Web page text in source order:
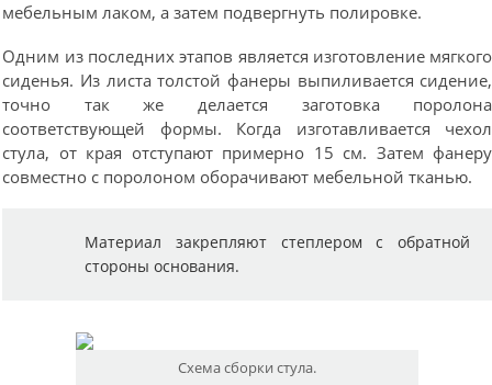
мебельным лаком, а затем подвергнуть полировке.
Одним из последних этапов является изготовление мягкого
сиденья. Из листа толстой фанеры выпиливается сидение,
точно так же делается заготовка поролона
соответствующей формы. Когда изготавливается чехол
стула, от края отступают примерно 15 см. Затем фанеру
совместно с поролоном оборачивают мебельной тканью.
Материал закрепляют степлером с обратной
стороны основания.
Схема сборки стула.